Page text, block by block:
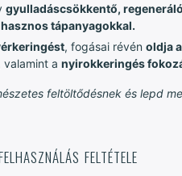
gyulladáscsökkentő, regeneráló
tápanyagokkal.
, fogásai révén oldja
valamint a nyirokkeringés
feltöltődésnek és lepd
feltétele